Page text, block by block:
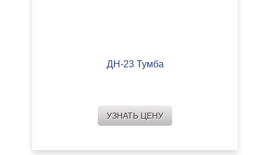
ДН-23 Тумба
УЗНАТЬ ЦЕНУ